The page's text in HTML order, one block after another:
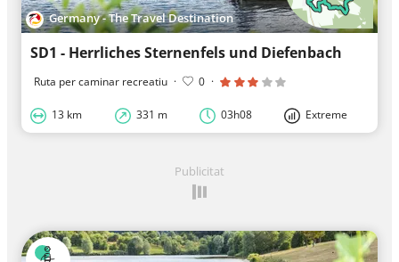
Germany - The Travel Destination
SD1 - Herrliches Sternenfels und Diefenbach
Ruta per caminar recreatiu · 0 ·
13 km 331 m 03h08 Extreme
Publicitat